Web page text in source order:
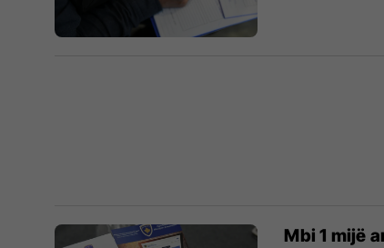
Mbi 1 mijë